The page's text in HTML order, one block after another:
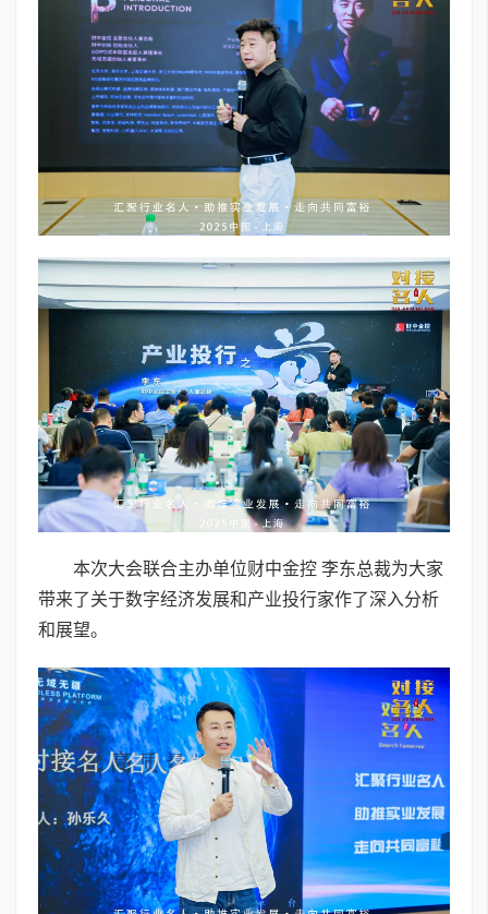
本次大会联合主办单位财中金控 李东总裁为大家
带来了关于数字经济发展和产业投行家作了深入分析
和展望。